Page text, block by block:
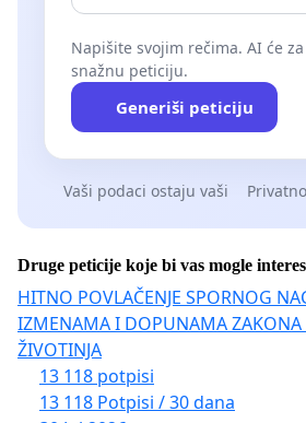
Napišite svojim rečima. AI će
snažnu peticiju.
Generiši peticiju
Vaši podaci ostaju vaši
Druge peticije koje bi vas mogle
HITNO POVLAČENJE SPORNOG
IZMENAMA I DOPUNAMA
ŽIVOTINJA
13 118 potpisi
13 118 Potpisi / 30 dana